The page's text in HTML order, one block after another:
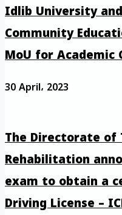
Idlib University
Community
MoU for Academic
30 April، 2023
The Directorate of
Rehabilitation
exam to obtain a
Driving License –